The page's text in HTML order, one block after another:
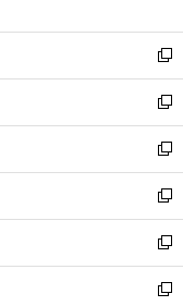
開
く
ウ
で
開
く
ン
ド
ウ
で
開
く
ウ
ィ
ン
ド
ウ
で
開
く
新
し
い
ウ
ィ
ン
ド
ウ
で
開
く
新
し
い
ウ
ィ
ン
ド
ウ
で
新
し
い
ウ
ィ
ン
ド
新
し
い
ウ
ィ
新
し
い
新